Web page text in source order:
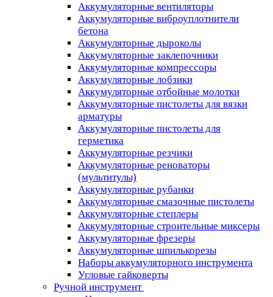
Аккумуляторные вентиляторы
Аккумуляторные виброуплотнители
бетона
Аккумуляторные дыроколы
Аккумуляторные заклепочники
Аккумуляторные компрессоры
Аккумуляторные лобзики
Аккумуляторные отбойные молотки
Аккумуляторные пистолеты для вязки
арматуры
Аккумуляторные пистолеты для
герметика
Аккумуляторные резчики
Аккумуляторные реноваторы
(мультитулы)
Аккумуляторные рубанки
Аккумуляторные смазочные пистолеты
Аккумуляторные степлеры
Аккумуляторные строительные миксеры
Аккумуляторные фрезеры
Аккумуляторные шпилькорезы
Наборы аккумуляторного инструмента
Угловые гайковерты
Ручной инструмент